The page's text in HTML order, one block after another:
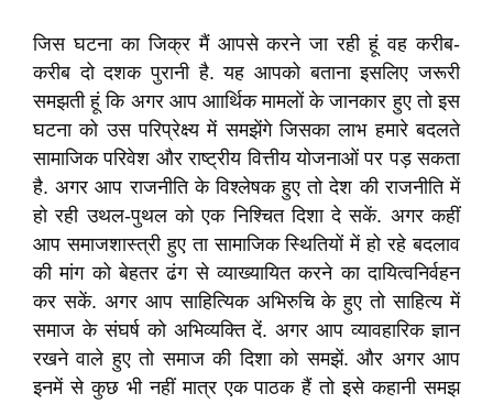
जिस घटना का जिक्र मैं आपसे करने जा रही हूं वह करीब-
करीब दो दशक पुरानी है. यह आपको बताना इसलिए जरूरी
समझती हूं कि अगर आप आार्थिक मामलों के जानकार हुए तो इस
घटना को उस परिप्रेक्ष्य में समझेंगे जिसका लाभ हमारे बदलते
सामाजिक परिवेश और राष्ट्रीय वित्तीय योजनाओं पर पड़ सकता
है. अगर आप राजनीति के विश्लेषक हुए तो देश की राजनीति में
हो रही उथल-पुथल को एक निश्चित दिशा दे सकें. अगर कहीं
आप समाजशास्त्री हुए ता सामाजिक स्थितियों में हो रहे बदलाव
की मांग को बेहतर ढंग से व्याख्यायित करने का दायित्वनिर्वहन
कर सकें. अगर आप साहित्यिक अभिरुचि के हुए तो साहित्य में
समाज के संघर्ष को अभिव्यक्ति दें. अगर आप व्यावहारिक ज्ञान
रखने वाले हुए तो समाज की दिशा को समझें. और अगर आप
इनमें से कुछ भी नहीं मात्र एक पाठक हैं तो इसे कहानी समझ